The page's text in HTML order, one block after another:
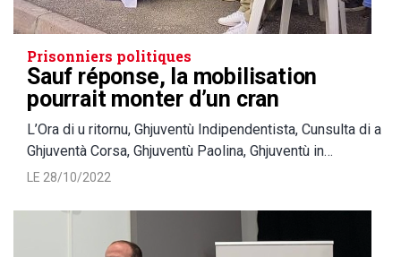
Prisonniers politiques
Sauf réponse, la mobilisation
pourrait monter d’un cran
L’Ora di u ritornu, Ghjuventù Indipendentista, Cunsulta di a
Ghjuventà Corsa, Ghjuventù Paolina, Ghjuventù in…
LE 28/10/2022